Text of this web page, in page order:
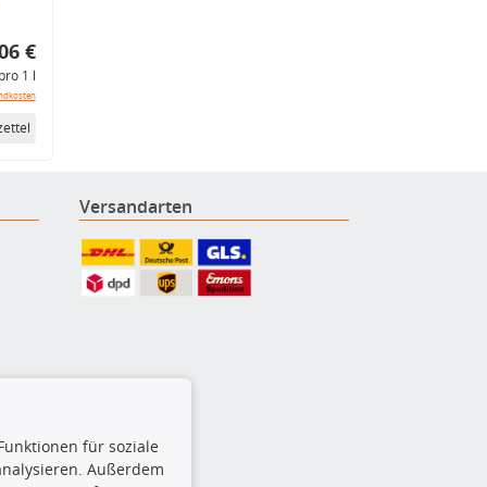
€
1 l
Versandarten
für soziale
Außerdem